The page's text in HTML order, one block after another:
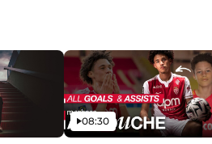
Vidéo
08:30